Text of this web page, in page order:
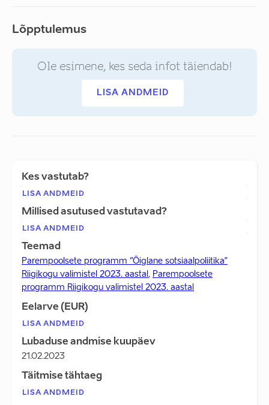
Lõpptulemus
Ole esimene, kes seda infot täiendab!
LISA ANDMEID
Kes vastutab?
LISA ANDMEID
Millised asutused vastutavad?
LISA ANDMEID
Teemad
Parempoolsete programm “Õiglane sotsiaalpoliitika”
Riigikogu valimistel 2023. aastal , Parempoolsete
programm Riigikogu valimistel 2023. aastal
Eelarve (EUR)
LISA ANDMEID
Lubaduse andmise kuupäev
21.02.2023
Täitmise tähtaeg
LISA ANDMEID